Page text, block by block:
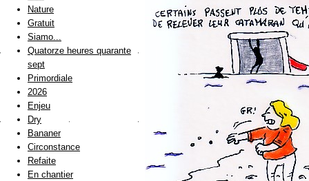
Nature
Gratuit
Siamo...
Quatorze heures quarante
sept
Primordiale
2026
Enjeu
Dry
Bananer
Circonstance
Refaite
En chantier